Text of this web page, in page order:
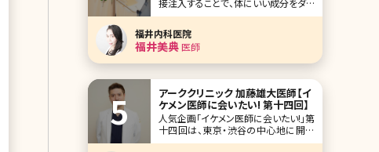
接注入することで、体にいい成分をダイ
レクトに取り込める美容点滴。プラセン
タ点滴やにんにく点滴などが有名です
が、不足しがちなビタミンやミネラルを
点滴するマイヤーズカクテルも根強い
人気のある治療方法です。日本での知
福井内科医院
福井美典医師
アーククリニック 加藤雄大医師【イ
ケメン医師に会いたい! 第十四回】
人気企画「イケメン医師に会いたい!」第
十四回は、東京・渋谷の中心地に開院
したアーククリニック院長の加藤雄大